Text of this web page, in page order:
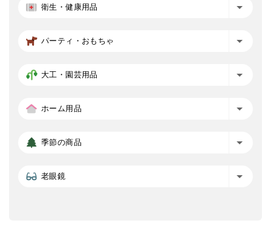
衛生・健康用品
パーティ・おもちゃ
大工・園芸用品
ホーム用品
季節の商品
老眼鏡